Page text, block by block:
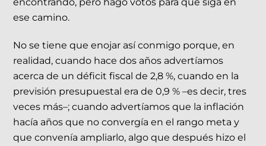
ese camino.
No se tiene que enojar así conmigo porque, en
realidad, cuando hace dos años advertíamos
acerca de un déficit fiscal de 2,8 %, cuando en la
previsión presupuestal era de 0,9 % –es decir, tres
veces más–; cuando advertíamos que la inflación
hacía años que no convergía en el rango meta y
que convenía ampliarlo, algo que después hizo el